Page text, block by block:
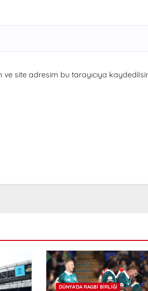
site adresim bu tarayıcıya
DÜNYA'DA RAGBI BIRLIĞI